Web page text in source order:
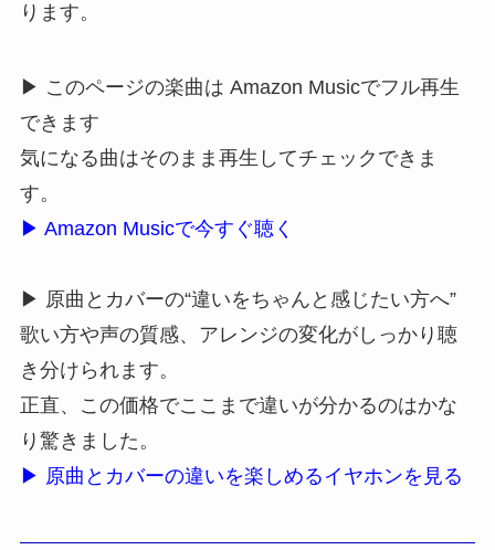
ります。
▶ このページの楽曲は Amazon Musicでフル再生
できます
気になる曲はそのまま再生してチェックできま
す。
▶ Amazon Musicで今すぐ聴く
▶ 原曲とカバーの“違いをちゃんと感じたい方へ”
歌い方や声の質感、アレンジの変化がしっかり聴
き分けられます。
正直、この価格でここまで違いが分かるのはかな
り驚きました。
▶ 原曲とカバーの違いを楽しめるイヤホンを見る